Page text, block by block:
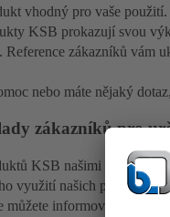
vhodný pro vaše
KSB prokazují svou
zákazníků vám
nebo máte nějaký
zákazníků pro
KSB našimi zákazníky
využití našich produktů a
můžete informovat o